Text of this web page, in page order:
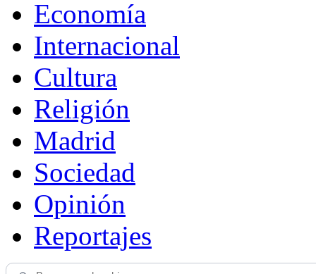
Economía
Internacional
Cultura
Religión
Madrid
Sociedad
Opinión
Reportajes